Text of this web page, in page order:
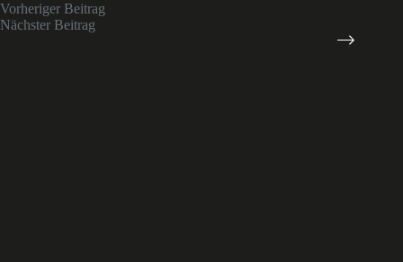
Vorheriger Beitrag
Nächster Beitrag